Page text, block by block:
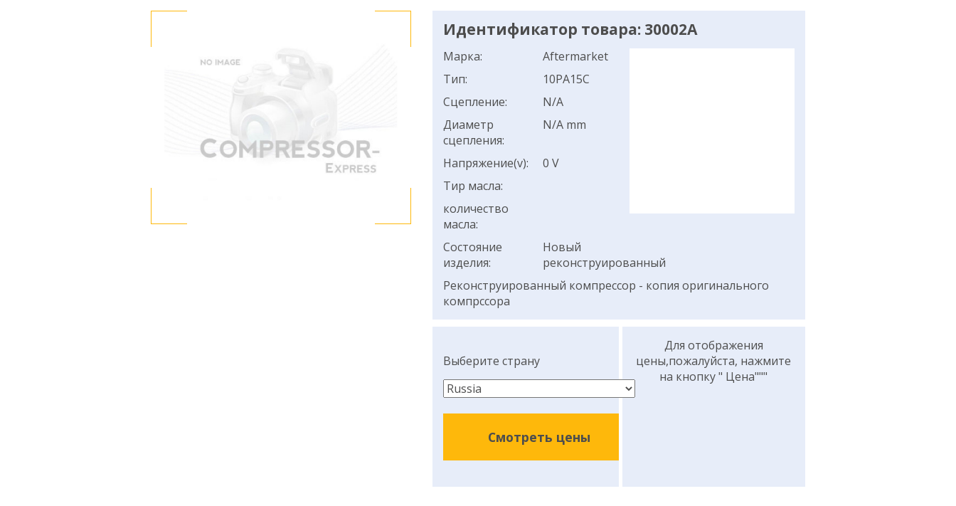
Идентификатор товара: 30002A
Марка:
Aftermarket
Тип:
10PA15C
Сцепление:
N/A
Диаметр
сцепления:
N/A mm
Напряжение(v):
0 V
Тир масла:
количество
масла:
Состояние
изделия:
Новый
реконструированный
Реконструированный компрессор - копия оригинального
компрссора
Выберите страну
Смотреть цены
Для отображения
цены,пожалуйста, нажмите
на кнопку " Цена"""